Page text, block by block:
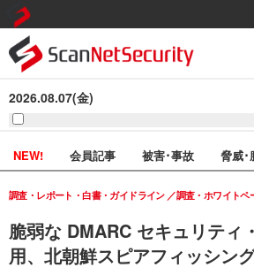
2026.08.07(金)
NEW! 会員記事 被害･事故 脅威･
脆弱な DMARC セキュリティ
用、北朝鮮スピアフィッシン
調査・レポート・白書・ガイドライン 調査・ホワイトペ